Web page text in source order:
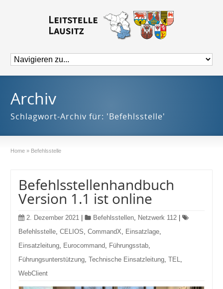
Archiv
Schlagwort-Archiv für: 'Befehlsstelle'
Home » Befehlsstelle
Befehlsstellenhandbuch
Version 1.1 ist online
2. Dezember 2021 Befehlsstellen, Netzwerk 112
Befehlsstelle,CELIOS,CommandX, Einsatzlage,
Einsatzleitung, Eurocommand, Führungsstab,
Führungsunterstützung,Technische Einsatzleitung,TEL,
WebClient